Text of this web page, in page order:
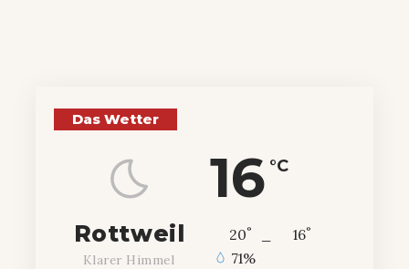
Das Wetter
16 °C
Rottweil
Klarer Himmel
20° 16°
71%